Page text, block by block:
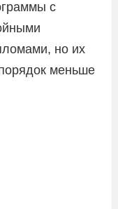
с
но их
меньше